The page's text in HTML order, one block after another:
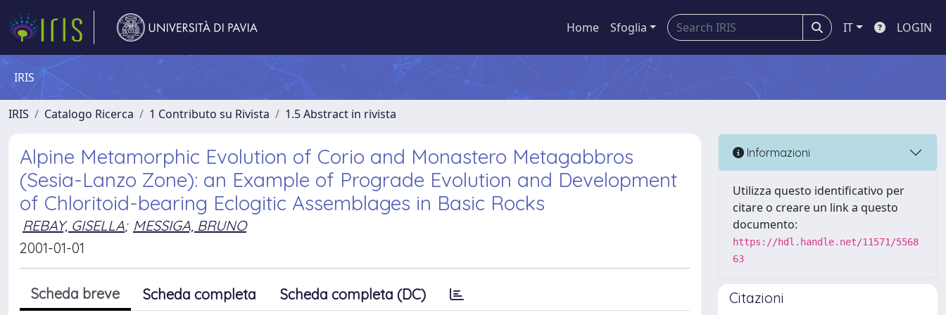
Home Sfoglia IT LOGIN
IRIS
IRIS Catalogo Ricerca 1 Contributo su Rivista 1.5 Abstract in rivista
Alpine Metamorphic Evolution of Corio and Monastero Metagabbros
(Sesia-Lanzo Zone): an Example of Prograde Evolution and Development
of Chloritoid-bearing Eclogitic Assemblages in Basic Rocks
REBAY, GISELLA; MESSIGA, BRUNO
2001-01-01
Scheda breve Scheda completa Scheda completa (DC)
Informazioni
Utilizza questo identificativo per
citare o creare un link a questo
documento:
https://hdl.handle.net/11571/5568
63
Citazioni